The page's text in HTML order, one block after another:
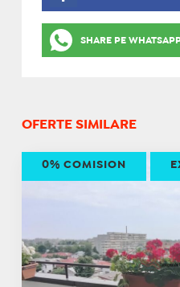
SHARE PE
OFERTE SIMILARE
0% COMISION